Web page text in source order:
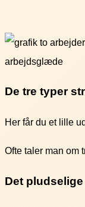
De tre typer
Her får du et lille
Ofte taler man om
Det